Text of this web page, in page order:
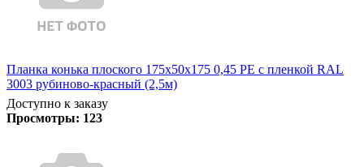
Планка конька плоского 175х50х175 0,45 PE с пленкой RAL
3003 рубиново-красный (2,5м)
Доступно к заказу
Просмотры: 123